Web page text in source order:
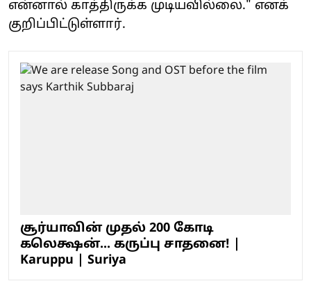
என்னால் காத்திருக்க முடியவில்லை." எனக்
குறிப்பிட்டுள்ளார்.
சூர்யாவின் முதல் 200 கோடி
கலெக்ஷன்... கருப்பு சாதனை! |
Karuppu | Suriya